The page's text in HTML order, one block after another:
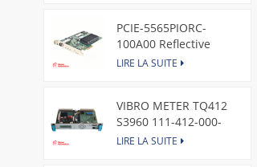
PCIE-5565PIORC-
100A00 Reflective
Memory PCI Express
LIRE LA SUITE
VIBRO METER TQ412
S3960 111-412-000-
013 Reverse Mount
LIRE LA SUITE